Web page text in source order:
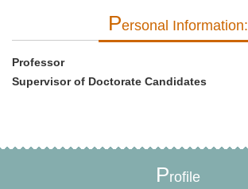
PErsonal Information:
Professor
Supervisor of Doctorate Candidates
Profile